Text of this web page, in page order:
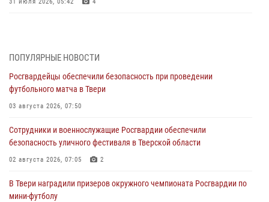
31 июля 2026, 05:42 4
28 июля 2026, 11:30 2
Сотрудники вневедомственной охраны совершили 250 выездов и
пресекли 20 правонарушений за неделю в Тверской области
27 июля 2026, 08:29
В Твери наградили призеров окружного чемпионата Росгвардии по
мини-футболу
24 июля 2026, 12:18 2
Росгвардейцы оказали помощь водителю на дороге в городе Кашин
ПОПУЛЯРНЫЕ НОВОСТИ
Росгвардейцы обеспечили безопасность при проведении
футбольного матча в Твери
03 августа 2026, 07:50
Сотрудники и военнослужащие Росгвардии обеспечили
безопасность уличного фестиваля в Тверской области
02 августа 2026, 07:05 2
В Твери наградили призеров окружного чемпионата Росгвардии по
мини-футболу